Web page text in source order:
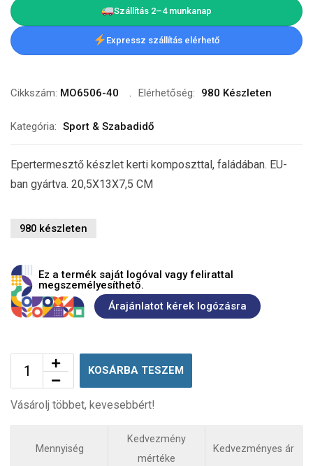
Szállítás 2–4 munkanap
Expressz szállítás elérhető
Cikkszám: MO6506-40 Elérhetőség: 980 Készleten
Kategória: Sport & Szabadidő
Epertermesztő készlet kerti komposzttal, faládában. EU-
ban gyártva. 20,5X13X7,5 CM
980 készleten
Ez a termék saját logóval vagy felirattal
megszemélyesíthető.
Árajánlatot kérek logózásra
KOSÁRBA TESZEM
Vásárolj többet, kevesebbért!
Mennyiség
Kedvezmény
mértéke
Kedvezményes ár